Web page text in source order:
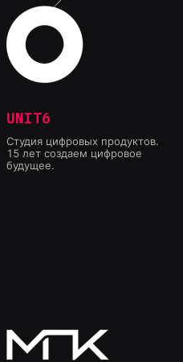
UNIT6
Студия цифровых продуктов.
15 лет создаем цифровое
будущее.